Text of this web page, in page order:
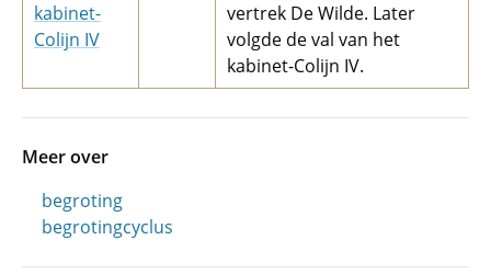
kabinet-
Colijn IV
vertrek De Wilde. Later
volgde de val van het
kabinet-Colijn IV.
Meer over
begroting
begrotingcyclus